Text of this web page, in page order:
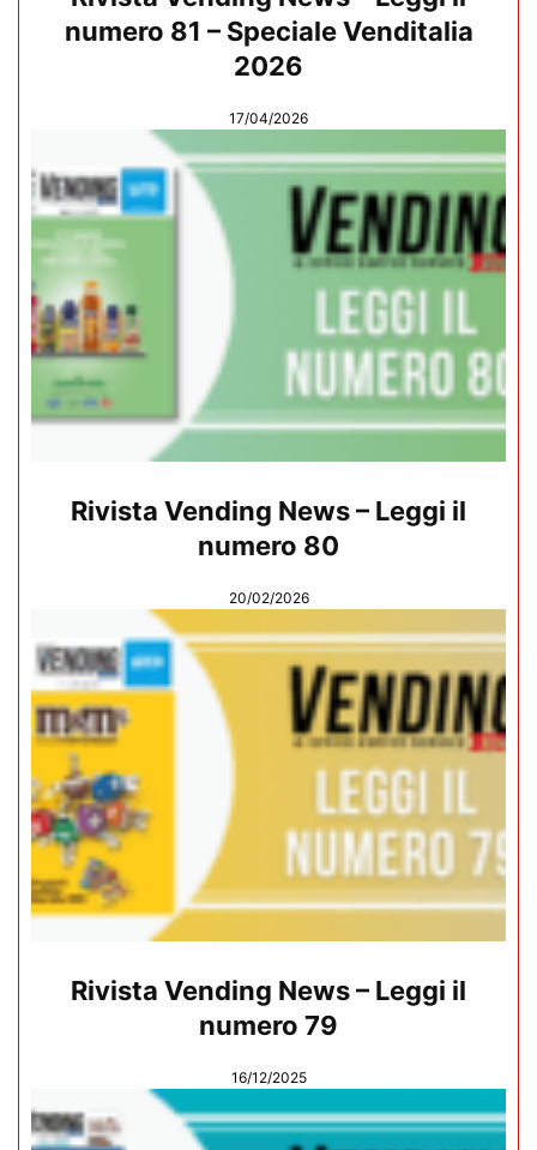
numero 81 – Speciale Venditalia
2026
17/04/2026
Rivista Vending News – Leggi il
numero 80
20/02/2026
Rivista Vending News – Leggi il
numero 79
16/12/2025